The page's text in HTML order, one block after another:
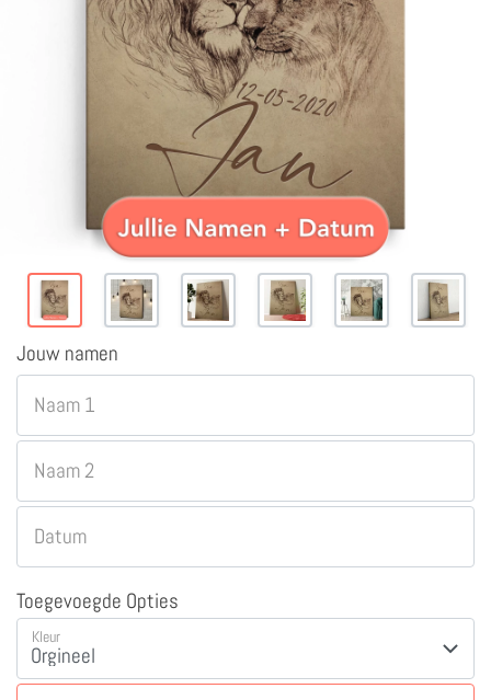
Jouw namen
Naam 1
Naam 2
Datum
Toegevoegde Opties
Kleur